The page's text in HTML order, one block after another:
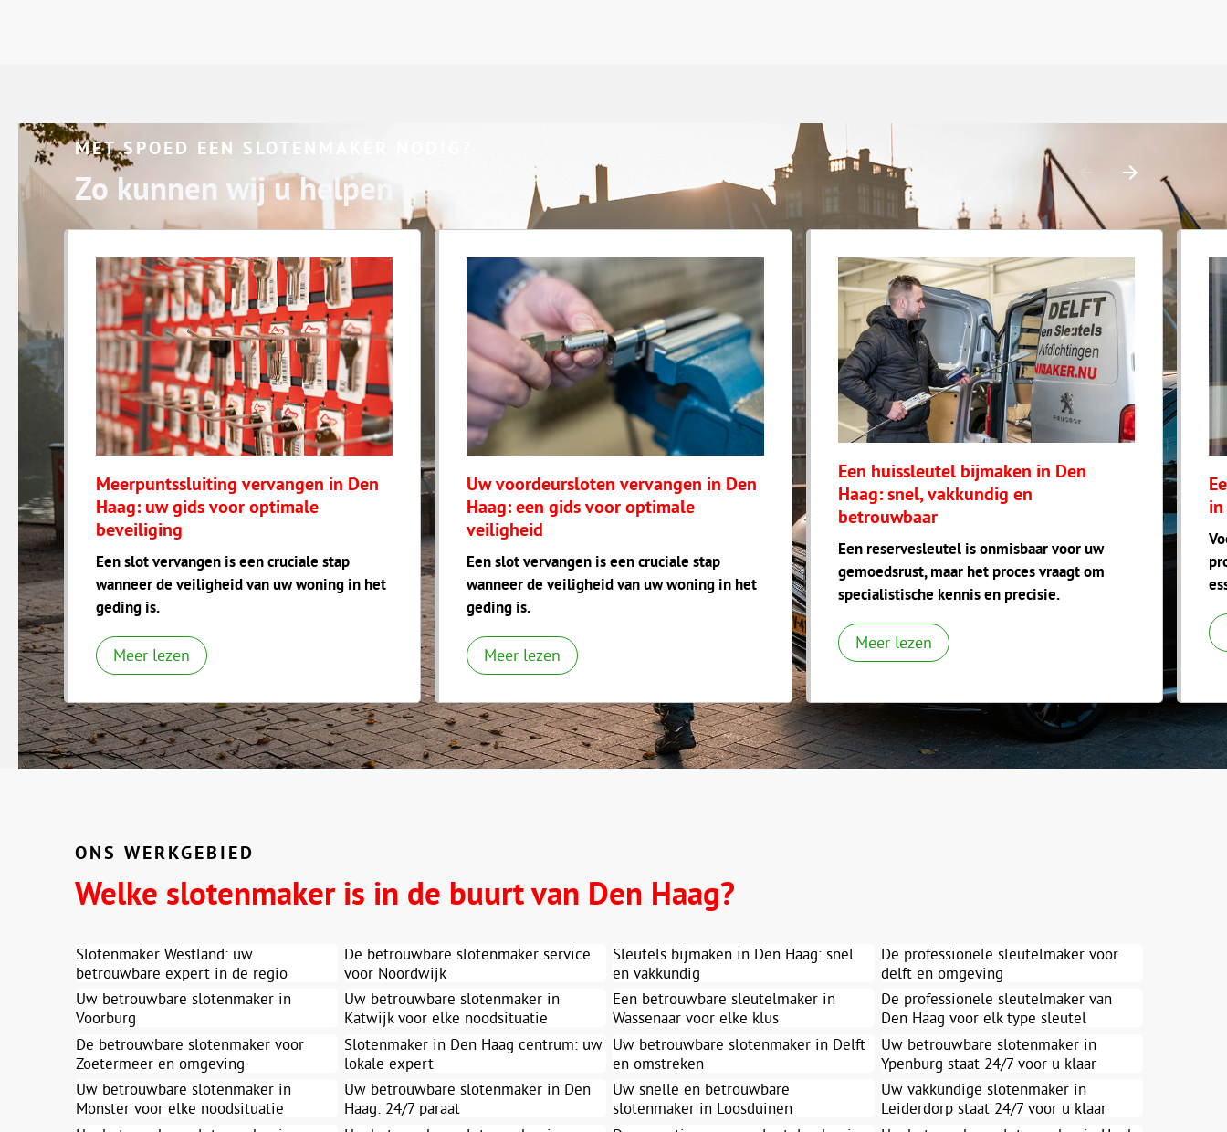
MET SPOED EEN SLOTENMAKER NODIG?
Zo kunnen wij u helpen
Meerpuntssluiting vervangen in Den
Haag: uw gids voor optimale
beveiliging
Een slot vervangen is een cruciale stap
wanneer de veiligheid van uw woning in het
geding is.
Meer lezen
Uw voordeursloten vervangen in Den
Haag: een gids voor optimale
veiligheid
Een slot vervangen is een cruciale stap
wanneer de veiligheid van uw woning in het
geding is.
Meer lezen
Een huissleutel bijmaken in Den
Haag: snel, vakkundig en
betrouwbaar
Een reservesleutel is onmisbaar voor uw
gemoedsrust, maar het proces vraagt om
specialistische kennis en precisie.
Meer lezen
ONS WERKGEBIED
Welke slotenmaker is in de buurt van Den Haag?
Slotenmaker Westland: uw
betrouwbare expert in de regio
De betrouwbare slotenmaker service
voor Noordwijk
Sleutels bijmaken in Den Haag: snel
en vakkundig
De professionele sleutelmaker voor
delft en omgeving
Uw betrouwbare slotenmaker in
Voorburg
Uw betrouwbare slotenmaker in
Katwijk voor elke noodsituatie
Een betrouwbare sleutelmaker in
Wassenaar voor elke klus
De professionele sleutelmaker van
Den Haag voor elk type sleutel
De betrouwbare slotenmaker voor
Zoetermeer en omgeving
Slotenmaker in Den Haag centrum: uw
lokale expert
Uw betrouwbare slotenmaker in Delft
en omstreken
Uw betrouwbare slotenmaker in
Ypenburg staat 24/7 voor u klaar
Uw betrouwbare slotenmaker in
Monster voor elke noodsituatie
Uw betrouwbare slotenmaker in Den
Haag: 24/7 paraat
Uw snelle en betrouwbare
slotenmaker in Loosduinen
Uw vakkundige slotenmaker in
Leiderdorp staat 24/7 voor u klaar